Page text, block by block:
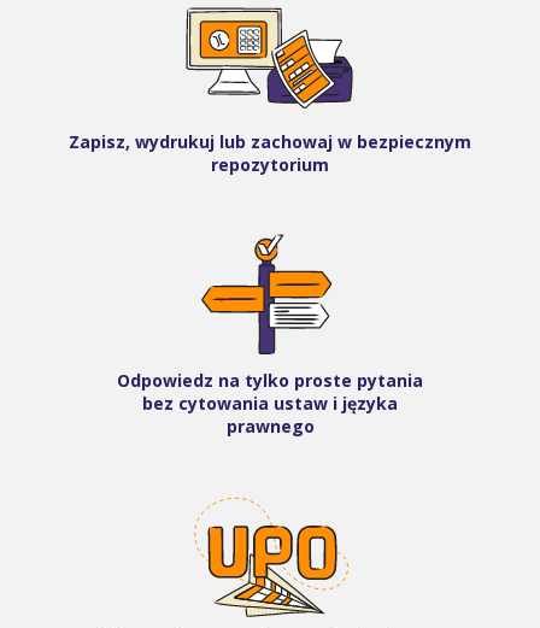
Zapisz, wydrukuj lub zachowaj w bezpiecznym
repozytorium
Odpowiedz na tylko proste pytania
bez cytowania ustaw i języka
prawnego